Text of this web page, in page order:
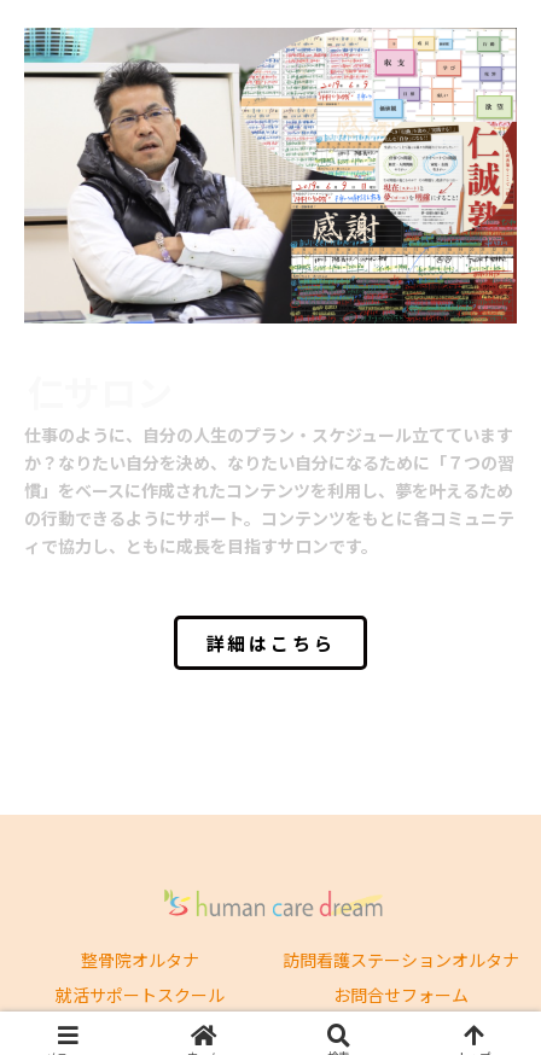
仕事のように、自分の人生のプラン・スケジュール立てています
か？なりたい自分を決め、なりたい自分になるために「７つの習
慣」をベースに作成されたコンテンツを利用し、夢を叶えるため
の行動できるようにサポート。コンテンツをもとに各コミュニテ
ィで協力し、ともに成長を目指すサロンです。
詳細はこちら
整骨院オルタナ
訪問看護ステーションオルタナ
就活サポートスクール
お問合せフォーム
© 2023 ヒューマンケアドリーム.